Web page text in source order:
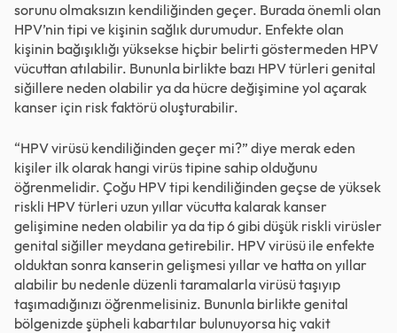
sorunu olmaksızın kendiliğinden geçer. Burada önemli olan
HPV’nin tipi ve kişinin sağlık durumudur. Enfekte olan
kişinin bağışıklığı yüksekse hiçbir belirti göstermeden HPV
vücuttan atılabilir. Bununla birlikte bazı HPV türleri genital
siğillere neden olabilir ya da hücre değişimine yol açarak
kanser için risk faktörü oluşturabilir.
“HPV virüsü kendiliğinden geçer mi?” diye merak eden
kişiler ilk olarak hangi virüs tipine sahip olduğunu
öğrenmelidir. Çoğu HPV tipi kendiliğinden geçse de yüksek
riskli HPV türleri uzun yıllar vücutta kalarak kanser
gelişimine neden olabilir ya da tip 6 gibi düşük riskli virüsler
genital siğiller meydana getirebilir. HPV virüsü ile enfekte
olduktan sonra kanserin gelişmesi yıllar ve hatta on yıllar
alabilir bu nedenle düzenli taramalarla virüsü taşıyıp
taşımadığınızı öğrenmelisiniz. Bununla birlikte genital
bölgenizde şüpheli kabartılar bulunuyorsa hiç vakit